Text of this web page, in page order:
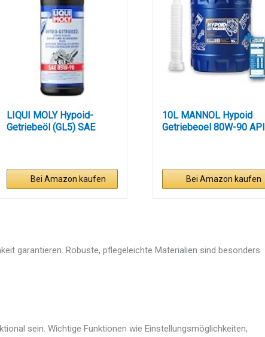
LIQUI MOLY Hypoid-
Getriebeöl (GL5) SAE
Bei Amazon kaufen
10L MANNOL Hypoid
Getriebeoel 80W-90 API
Bei Amazon kaufen
garantieren. Robuste, pflegeleichte Materialien sind besonders
sein. Wichtige Funktionen wie Einstellungsmöglichkeiten,